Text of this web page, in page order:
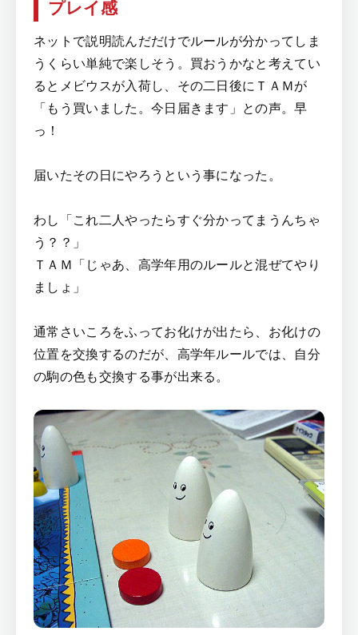
プレイ感
ネットで説明読んだだけでルールが分かってしま
うくらい単純で楽しそう。買おうかなと考えてい
るとメビウスが入荷し、その二日後にＴＡＭが
「もう買いました。今日届きます」との声。早
っ！
届いたその日にやろうという事になった。
わし「これ二人やったらすぐ分かってまうんちゃ
う？？」
ＴＡＭ「じゃあ、高学年用のルールと混ぜてやり
ましょ」
通常さいころをふってお化けが出たら、お化けの
位置を交換するのだが、高学年ルールでは、自分
の駒の色も交換する事が出来る。